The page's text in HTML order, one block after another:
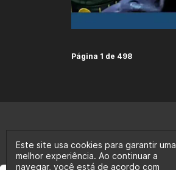
Página 1 de 498
Este site usa cookies para garantir uma
melhor experiência. Ao continuar a
navegar, você está de acordo com